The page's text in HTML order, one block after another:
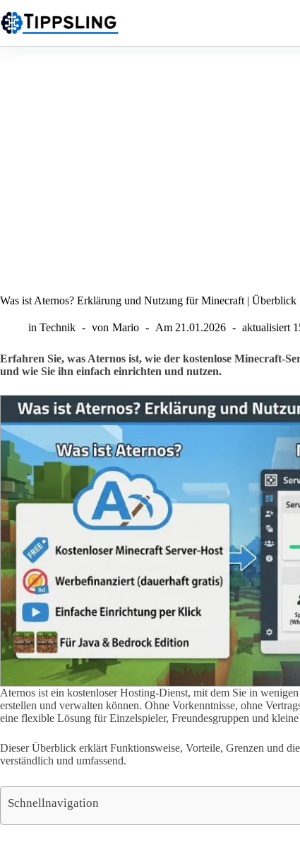
Inhalt
springen
Was ist Aternos? Erklärung und Nutzung für Minecraft | Überblick
in Technik von Mario Am 21.01.2026 aktualisiert
Erfahren Sie, was Aternos ist, wie der kostenlose Minecraft-
und wie Sie ihn einfach einrichten und nutzen.
Aternos ist ein kostenloser Hosting-Dienst, mit dem Sie in
erstellen und verwalten können. Ohne Vorkenntnisse, ohne
eine flexible Lösung für Einzelspieler, Freundesgruppen und
Dieser Überblick erklärt Funktionsweise, Vorteile, Grenzen und
verständlich und umfassend.
Schnellnavigation